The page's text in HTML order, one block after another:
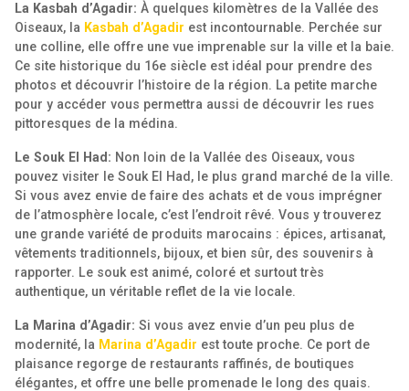
La Kasbah d’Agadir: À quelques kilomètres de la Vallée des
Oiseaux, la Kasbah d’Agadir est incontournable. Perchée sur
une colline, elle offre une vue imprenable sur la ville et la baie.
Ce site historique du 16e siècle est idéal pour prendre des
photos et découvrir l’histoire de la région. La petite marche
pour y accéder vous permettra aussi de découvrir les rues
pittoresques de la médina.
Le Souk El Had: Non loin de la Vallée des Oiseaux, vous
pouvez visiter le Souk El Had, le plus grand marché de la ville.
Si vous avez envie de faire des achats et de vous imprégner
de l’atmosphère locale, c’est l’endroit rêvé. Vous y trouverez
une grande variété de produits marocains : épices, artisanat,
vêtements traditionnels, bijoux, et bien sûr, des souvenirs à
rapporter. Le souk est animé, coloré et surtout très
authentique, un véritable reflet de la vie locale.
La Marina d’Agadir: Si vous avez envie d’un peu plus de
modernité, la Marina d’Agadir est toute proche. Ce port de
plaisance regorge de restaurants raffinés, de boutiques
élégantes, et offre une belle promenade le long des quais.